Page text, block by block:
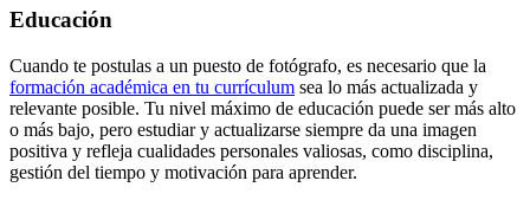
Educación
Cuando te postulas a un puesto de fotógrafo, es necesario que la
formación académica en tu currículum sea lo más actualizada y
relevante posible. Tu nivel máximo de educación puede ser más alto
o más bajo, pero estudiar y actualizarse siempre da una imagen
positiva y refleja cualidades personales valiosas, como disciplina,
gestión del tiempo y motivación para aprender.